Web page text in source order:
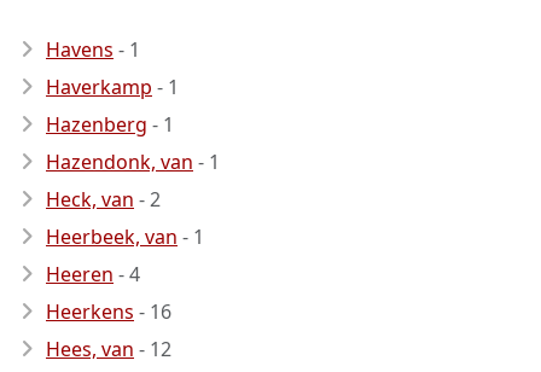
Havens - 1
Haverkamp - 1
Hazenberg - 1
Hazendonk, van - 1
Heck, van - 2
Heerbeek, van - 1
Heeren - 4
Heerkens - 16
Hees, van - 12